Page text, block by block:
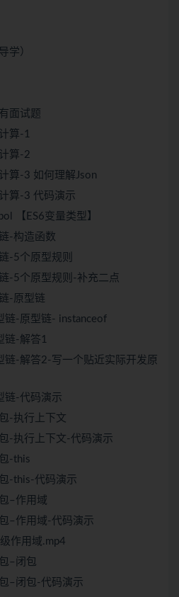
学）
面试题
算-1
算-2
算-3 如何理解Json
算-3 代码演示
【ES6变量类型】
-构造函数
-5个原型规则
-5个原型规则-补充二点
-原型链
链-原型链- instanceof
链-解答1
链-解答2-写一个贴近实际开发原
链-代码演示
-执行上下文
-执行上下文-代码演示
-this
-this-代码演示
–作用域
–作用域-代码演示
作用域.mp4
–闭包
–闭包-代码演示